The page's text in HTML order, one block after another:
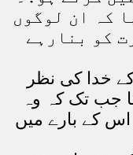
کہ ان لوگوں
کو بنارہے
خدا کی نظر
جب تک کہ وہ
اس کے بارے میں